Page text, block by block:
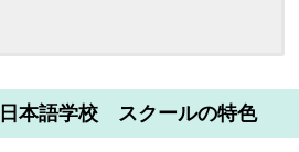
本語学校 スクールの特色